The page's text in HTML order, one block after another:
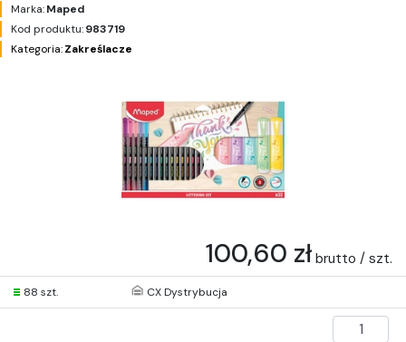
Marka:Maped
Kod produktu:983719
Kategoria:Zakreślacze
100,60 zł brutto / szt.
88 szt. CX Dystrybucja